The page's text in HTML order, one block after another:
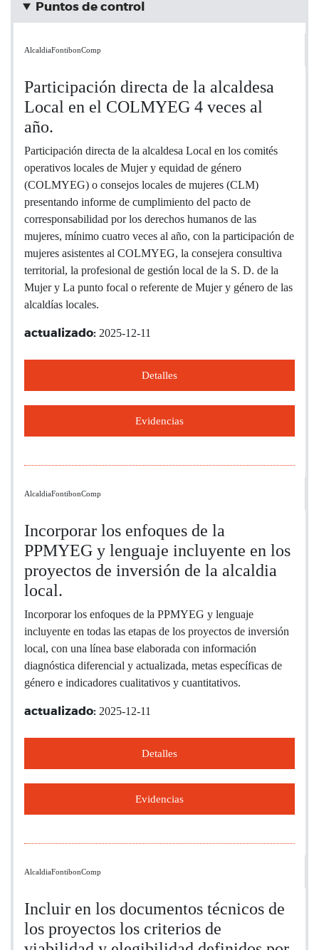
Puntos de control
AlcaldiaFontibonComp
Participación directa de la alcaldesa
Local en el COLMYEG 4 veces al
año.
Participación directa de la alcaldesa Local en los comités
operativos locales de Mujer y equidad de género
(COLMYEG) o consejos locales de mujeres (CLM)
presentando informe de cumplimiento del pacto de
corresponsabilidad por los derechos humanos de las
mujeres, mínimo cuatro veces al año, con la participación de
mujeres asistentes al COLMYEG, la consejera consultiva
territorial, la profesional de gestión local de la S. D. de la
Mujer y La punto focal o referente de Mujer y género de las
alcaldías locales.
actualizado: 2025-12-11
Detalles
Evidencias
AlcaldiaFontibonComp
Incorporar los enfoques de la
PPMYEG y lenguaje incluyente en los
proyectos de inversión de la alcaldia
local.
Incorporar los enfoques de la PPMYEG y lenguaje
incluyente en todas las etapas de los proyectos de inversión
local, con una línea base elaborada con información
diagnóstica diferencial y actualizada, metas específicas de
género e indicadores cualitativos y cuantitativos.
actualizado: 2025-12-11
Detalles
Evidencias
AlcaldiaFontibonComp
Incluir en los documentos técnicos de
los proyectos los criterios de